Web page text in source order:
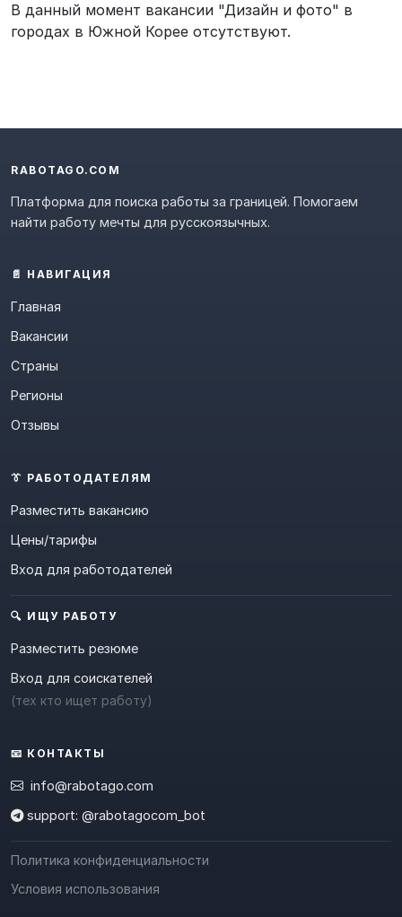
В данный момент вакансии "Дизайн и фото" в
городах в Южной Корее отсутствуют.
RABOTAGO.COM
Платформа для поиска работы за границей. Помогаем
найти работу мечты для русскоязычных.
📄 НАВИГАЦИЯ
Главная
Вакансии
Страны
Регионы
Отзывы
👔 РАБОТОДАТЕЛЯМ
Разместить вакансию
Цены/тарифы
Вход для работодателей
🔍 ИЩУ РАБОТУ
Разместить резюме
Вход для соискателей
(тех кто ищет работу)
📧 КОНТАКТЫ
info@rabotago.com
support: @rabotagocom_bot
Политика конфиденциальности
Условия использования